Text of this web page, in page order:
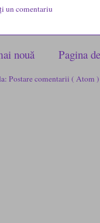
un comentariu
nouă Pagina
Postare comentarii ( Atom )